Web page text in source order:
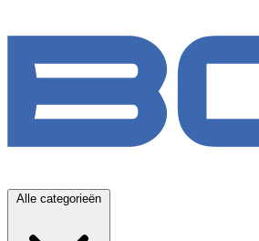
Alle categorieën